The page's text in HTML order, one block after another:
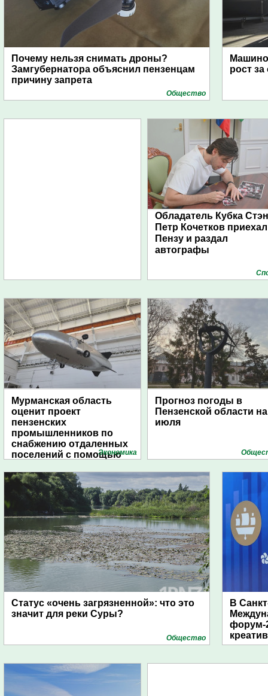
Почему нельзя снимать дроны?
Замгубернатора объяснил пензенцам
причину запрета
Общество
рост за
Обладатель Кубка
Петр Кочетков
Пензу и раздал
автографы
Мурманская область
оценит проект
пензенских
промышленников по
снабжению отдаленных
поселений с помощью
Экономика
Прогноз погоды в
Пензенской области
июля
Статус «очень загрязненной»: что это
значит для реки Суры?
Общество
В
форум-